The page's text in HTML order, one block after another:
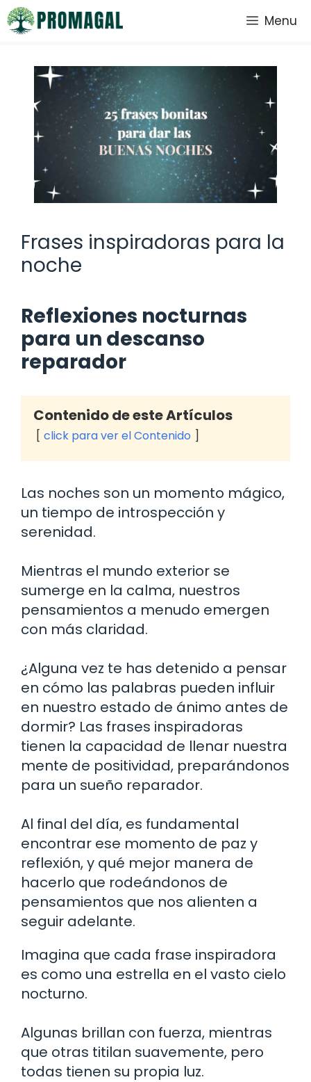
Saltar
al
Menu
Frases inspiradoras para la
noche
Reflexiones nocturnas
para un descanso
reparador
Contenido de este Artículos
click para ver el Contenido
Las noches son un momento mágico,
un tiempo de introspección y
serenidad.
Mientras el mundo exterior se
sumerge en la calma, nuestros
pensamientos a menudo emergen
con más claridad.
¿Alguna vez te has detenido a pensar
en cómo las palabras pueden influir
en nuestro estado de ánimo antes de
dormir? Las frases inspiradoras
tienen la capacidad de llenar nuestra
mente de positividad, preparándonos
para un sueño reparador.
Al final del día, es fundamental
encontrar ese momento de paz y
reflexión, y qué mejor manera de
hacerlo que rodeándonos de
pensamientos que nos alienten a
seguir adelante.
Imagina que cada frase inspiradora
es como una estrella en el vasto cielo
nocturno.
Algunas brillan con fuerza, mientras
que otras titilan suavemente, pero
todas tienen su propia luz.